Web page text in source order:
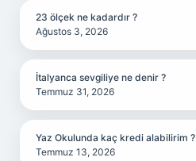
23 ölçek ne kadardır ?
Ağustos 3, 2026
İtalyanca sevgiliye ne denir ?
Temmuz 31, 2026
Yaz Okulunda kaç kredi alabilirim ?
Temmuz 13, 2026